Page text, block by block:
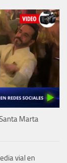
Marta
vial en